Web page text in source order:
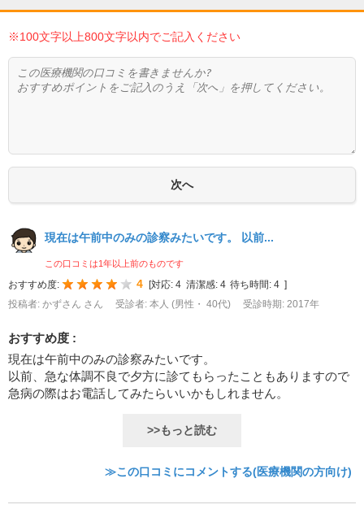
※100文字以上800文字以内でご記入ください
現在は午前中のみの診察みたいです。 以前...
この口コミは1年以上前のものです
おすすめ度: 4 対応: 4 清潔感: 4 待ち時間: 4
投稿者: かずさん さん
受診者: 本人 (男性・ 40代) 受診時期: 2017年
おすすめ度 :
現在は午前中のみの診察みたいです。
以前、急な体調不良で夕方に診てもらったこともありますので
急病の際はお電話してみたらいいかもしれません。
>>もっと読む
≫この口コミにコメントする(医療機関の方向け)